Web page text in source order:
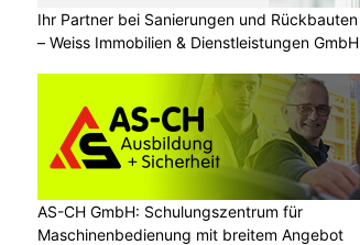
Ihr Partner bei Sanierungen und Rückbauten
– Weiss Immobilien & Dienstleistungen GmbH
AS-CH GmbH: Schulungszentrum für
Maschinenbedienung mit breitem Angebot